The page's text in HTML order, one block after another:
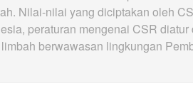
Nilai-nilai yang diciptakan oleh
peraturan mengenai CSR
berwawasan lingkungan